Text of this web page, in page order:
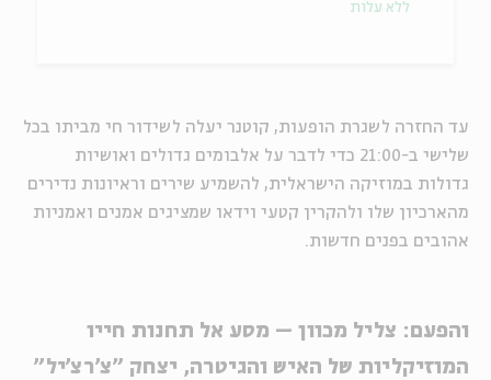
עד החזרה לשגרת הופעות, קוטנר יעלה לשידור חי מביתו בכל
שלישי ב-21:00 כדי לדבר על אלבומים גדולים ואושיות
גדולות במוזיקה הישראלית, להשמיע שירים וראיונות נדירים
מהארכיון שלו ולהקרין קטעי וידאו שמציגים אמנים ואמניות
אהובים בפנים חדשות.
והפעם: צליל מכוון – מסע אל תחנות חייו
המוזיקליות של האיש והגיטרה, יצחק "צ'רצ'יל"
ללא עלות